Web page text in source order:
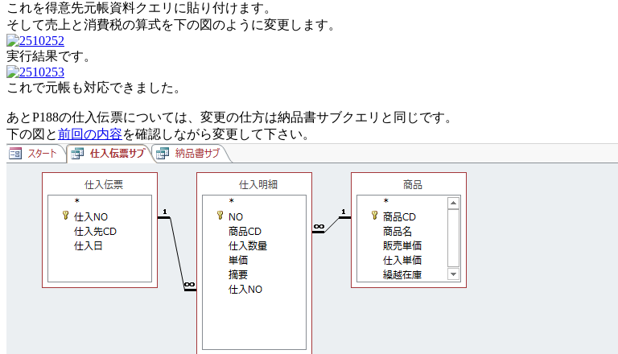
これを得意先元帳資料クエリに貼り付けます。
そして売上と消費税の算式を下の図のように変更します。
実行結果です。
これで元帳も対応できました。
あとP188の仕入伝票については、変更の仕方は納品書サブクエリと同じです。
下の図と前回の内容を確認しながら変更して下さい。